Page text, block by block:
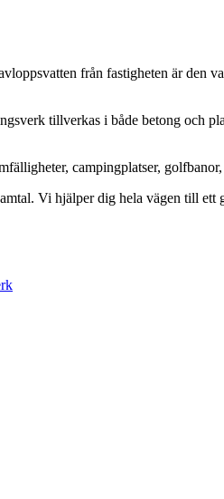
från fastigheten är den
tillverkas i både betong och
campingplatser,
Vi hjälper dig hela vägen till ett